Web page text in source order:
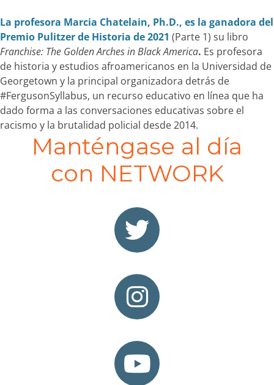
La profesora Marcia Chatelain, Ph.D., es la ganadora del
Premio Pulitzer de Historia de 2021 (Parte 1) su libro
Franchise: The Golden Arches in Black America. Es profesora
de historia y estudios afroamericanos en la Universidad de
Georgetown y la principal organizadora detrás de
#FergusonSyllabus, un recurso educativo en línea que ha
dado forma a las conversaciones educativas sobre el
racismo y la brutalidad policial desde 2014.
Manténgase al día
con NETWORK